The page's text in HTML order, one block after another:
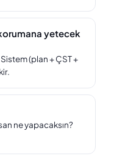
yetecek
(plan + ÇST +
ne yapacaksın?